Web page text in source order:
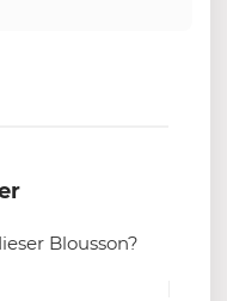
Blousson?